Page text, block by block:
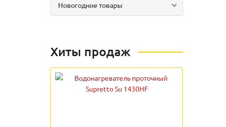
Новогодние товары
Хиты продаж